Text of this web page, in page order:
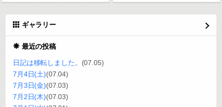
ギャラリー
最近の投稿
日記は移転しました。 (07.05)
7月4日(土)(07.04)
7月3日(金)(07.03)
7月2日(木)(07.03)